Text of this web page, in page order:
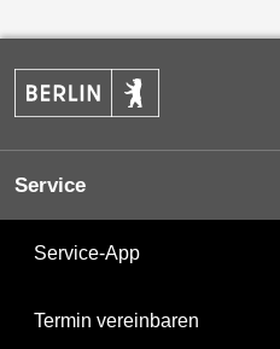
Service
Service-App
Termin vereinbaren